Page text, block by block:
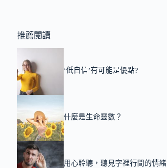
推薦閱讀
‘低自信’有可能是優點?
什麼是生命靈數？
用心聆聽，聽見字裡行間的情緒